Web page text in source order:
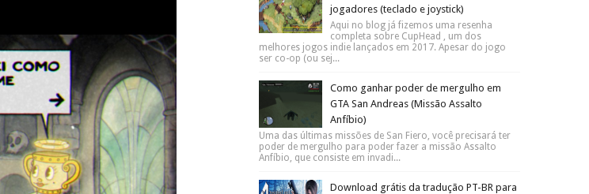
jogadores (teclado e joystick)
Aqui no blog já fizemos uma resenha
completa sobre CupHead , um dos
melhores jogos indie lançados em 2017. Apesar do jogo
ser co-op (ou sej...
Como ganhar poder de mergulho em
GTA San Andreas (Missão Assalto
Anfíbio)
Uma das últimas missões de San Fiero, você precisará ter
poder de mergulho para poder fazer a missão Assalto
Anfíbio, que consiste em invadi...
Download grátis da tradução PT-BR para